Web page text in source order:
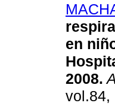
en
2008.
vol.84,